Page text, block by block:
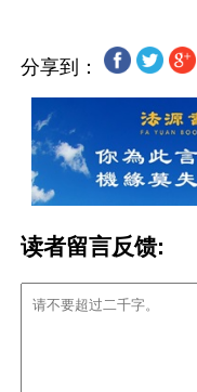
分享到：
读者留言反馈: